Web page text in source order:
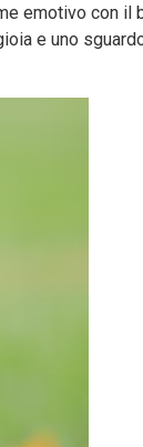
emotivo con
e uno